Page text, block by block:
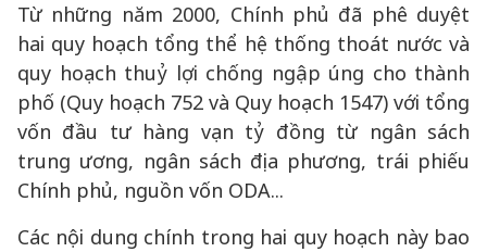
Từ những năm 2000, Chính phủ đã phê duyệt
hai quy hoạch tổng thể hệ thống thoát nước và
quy hoạch thuỷ lợi chống ngập úng cho thành
phố (Quy hoạch 752 và Quy hoạch 1547) với tổng
vốn đầu tư hàng vạn tỷ đồng từ ngân sách
trung ương, ngân sách địa phương, trái phiếu
Chính phủ, nguồn vốn ODA...
Các nội dung chính trong hai quy hoạch này bao